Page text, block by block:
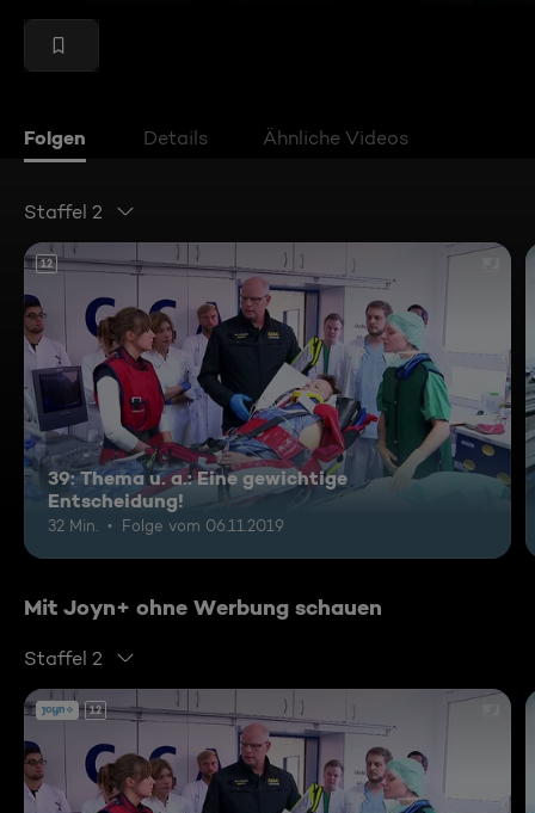
Folgen Details Ähnliche Videos
Staffel 2
12
39: Thema u. a.: Eine gewichtige
Entscheidung!
32 Min. Folge vom 06.11.2019
Mit Joyn+ ohne Werbung schauen
Staffel 2
12